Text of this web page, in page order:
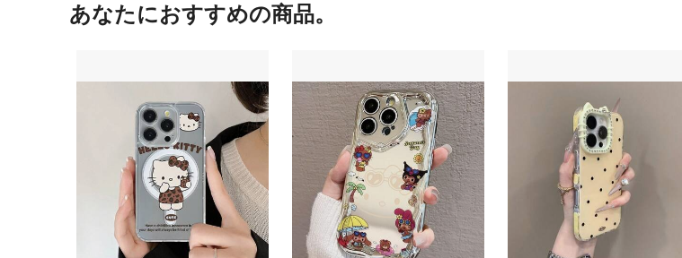
あなたにおすすめの商品。